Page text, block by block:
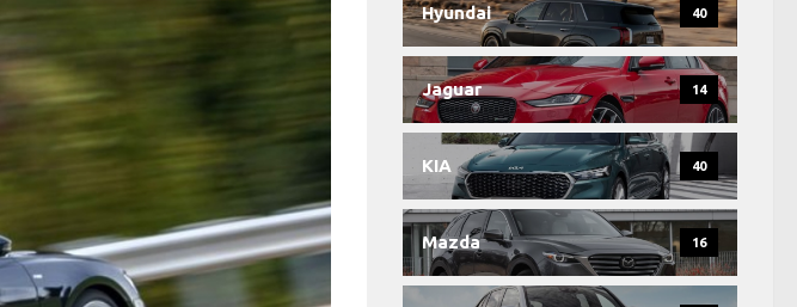
Hyundai 40
Jaguar 14
KIA 40
Mazda 16